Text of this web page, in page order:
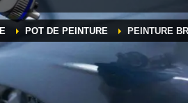
POT DE PEINTURE PEINTURE